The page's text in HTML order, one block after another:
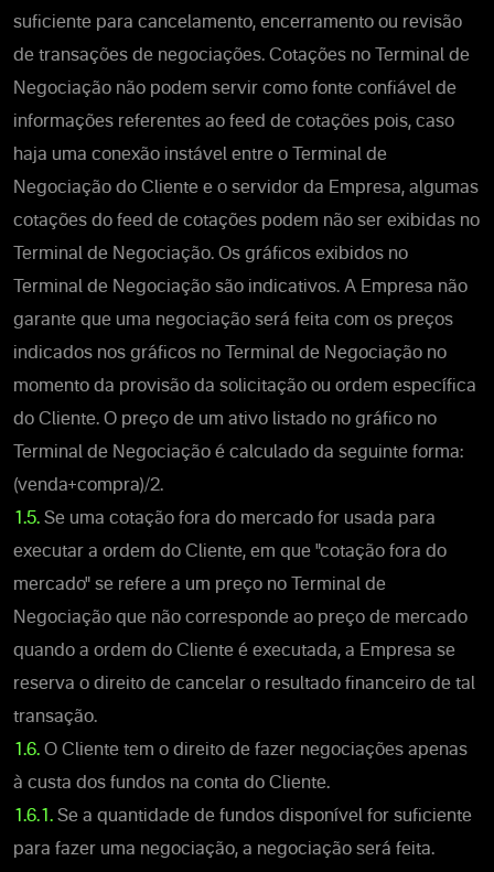
suficiente para cancelamento, encerramento ou revisão
de transações de negociações. Cotações no Terminal de
Negociação não podem servir como fonte confiável de
informações referentes ao feed de cotações pois, caso
haja uma conexão instável entre o Terminal de
Negociação do Cliente e o servidor da Empresa, algumas
cotações do feed de cotações podem não ser exibidas no
Terminal de Negociação. Os gráficos exibidos no
Terminal de Negociação são indicativos. A Empresa não
garante que uma negociação será feita com os preços
indicados nos gráficos no Terminal de Negociação no
momento da provisão da solicitação ou ordem específica
do Cliente. O preço de um ativo listado no gráfico no
Terminal de Negociação é calculado da seguinte forma:
(venda+compra)/2.
1.5. Se uma cotação fora do mercado for usada para
executar a ordem do Cliente, em que "cotação fora do
mercado" se refere a um preço no Terminal de
Negociação que não corresponde ao preço de mercado
quando a ordem do Cliente é executada, a Empresa se
reserva o direito de cancelar o resultado financeiro de tal
transação.
1.6. O Cliente tem o direito de fazer negociações apenas
à custa dos fundos na conta do Cliente.
1.6.1. Se a quantidade de fundos disponível for suficiente
para fazer uma negociação, a negociação será feita.